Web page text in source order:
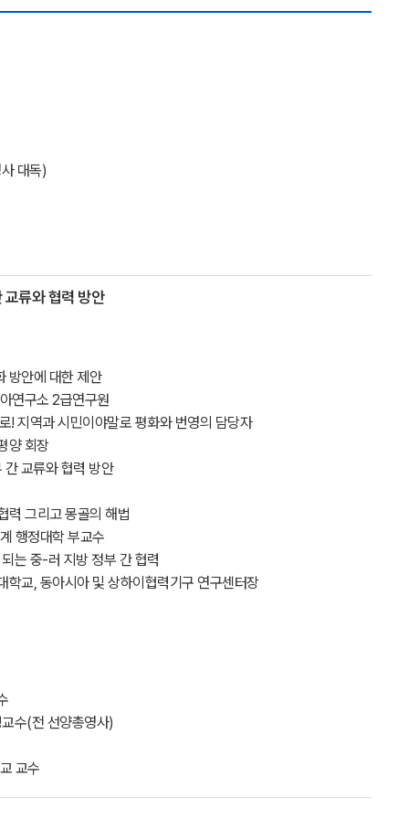
대독)
교류와 협력 방안
방안에 대한 제안
연구소 2급연구원
! 지역과 시민이야말로 평화와 번영의 담당자
양 회장
교류와 협력 방안
력 그리고 몽골의 해법
행정대학 부교수
는 중-러 지방 정부 간 협력
교, 동아시아 및 상하이협력기구 연구센터장
수(전 선양총영사)
교수